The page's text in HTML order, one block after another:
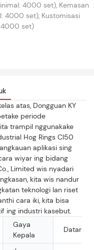
4000 set), Kemasan
4000 set), Kustomisasi
4000 set)
atas, Dongguan KY
periode
trampil nggunakake
Hog Rings Cl50
aplikasi sing
wiyar ing bidang
Limited wis nyadari
kita wis nandur
teknologi lan riset
cara iki, kita bisa
ing industri kasebut.
Gaya
Kepala
Datar